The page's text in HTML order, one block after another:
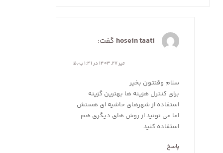
hosein taati گفت:
تیر ۲۷, ۱۴۰۳ در ۱:۴۱ ب٫ظ
سلام وقتتون بخیر
برای کنترل هزینه ها بهترین گزینه
استفاده از شهرهای حاشیه ای هستش
اما می تونید از روش های دیگری هم
استفاده کنید
پاسخ